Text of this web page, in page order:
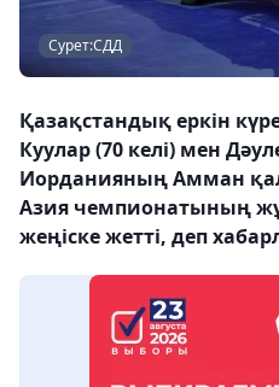
Сурет:СДД
Қазақстандық еркін
Куулар (70 келі) мен
Иорданияның Амман
Азия чемпионатының
жеңіске жетті, деп